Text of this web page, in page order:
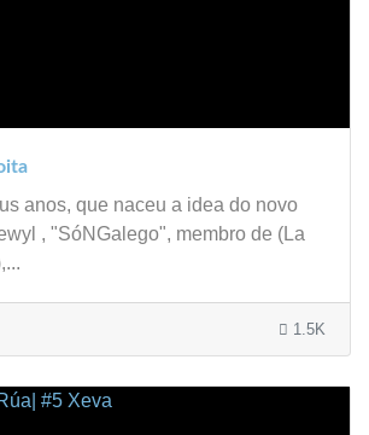
anos, que naceu a idea do novo
, "SóNGalego", membro de (La
1.5K